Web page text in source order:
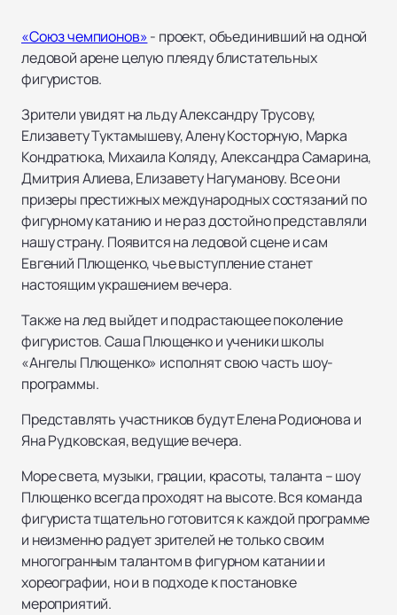
«Союз чемпионов»- проект, объединивший на одной
ледовой арене целую плеяду блистательных
фигуристов.
Зрители увидят на льду Александру Трусову,
Елизавету Туктамышеву, Алену Косторную, Марка
Кондратюка, Михаила Коляду, Александра Самарина,
Дмитрия Алиева, Елизавету Нагуманову. Все они
призеры престижных международных состязаний по
фигурному катанию и не раз достойно представляли
нашу страну. Появится на ледовой сцене и сам
Евгений Плющенко, чье выступление станет
настоящим украшением вечера.
Также на лед выйдет и подрастающее поколение
фигуристов. Саша Плющенко и ученики школы
«Ангелы Плющенко» исполнят свою часть шоу-
программы.
Представлять участников будут Елена Родионова и
Яна Рудковская, ведущие вечера.
Море света, музыки, грации, красоты, таланта – шоу
Плющенко всегда проходят на высоте. Вся команда
фигуриста тщательно готовится к каждой программе
и неизменно радует зрителей не только своим
многогранным талантом в фигурном катании и
хореографии, но и в подходе к постановке
мероприятий.